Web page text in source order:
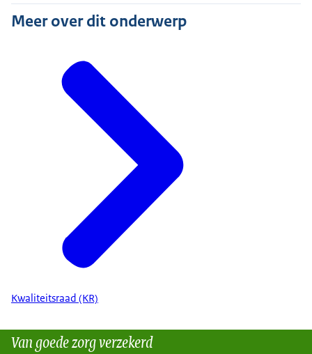
Meer over dit onderwerp
Kwaliteitsraad (KR)
Van goede zorg verzekerd